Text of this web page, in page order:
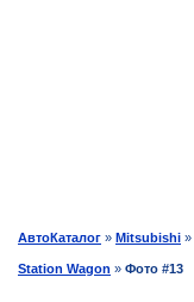
АвтоКаталог » Mitsubishi »
Station Wagon » Фото #13